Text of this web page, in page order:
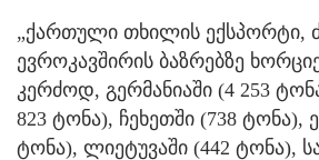
„ქართული თხილის ექსპორტი,
ევროკავშირის ბაზრებზე
კერძოდ, გერმანიაში (4 253
823 ტონა), ჩეხეთში (738 ტონა),
ტონა), ლიეტუვაში (442 ტონა),